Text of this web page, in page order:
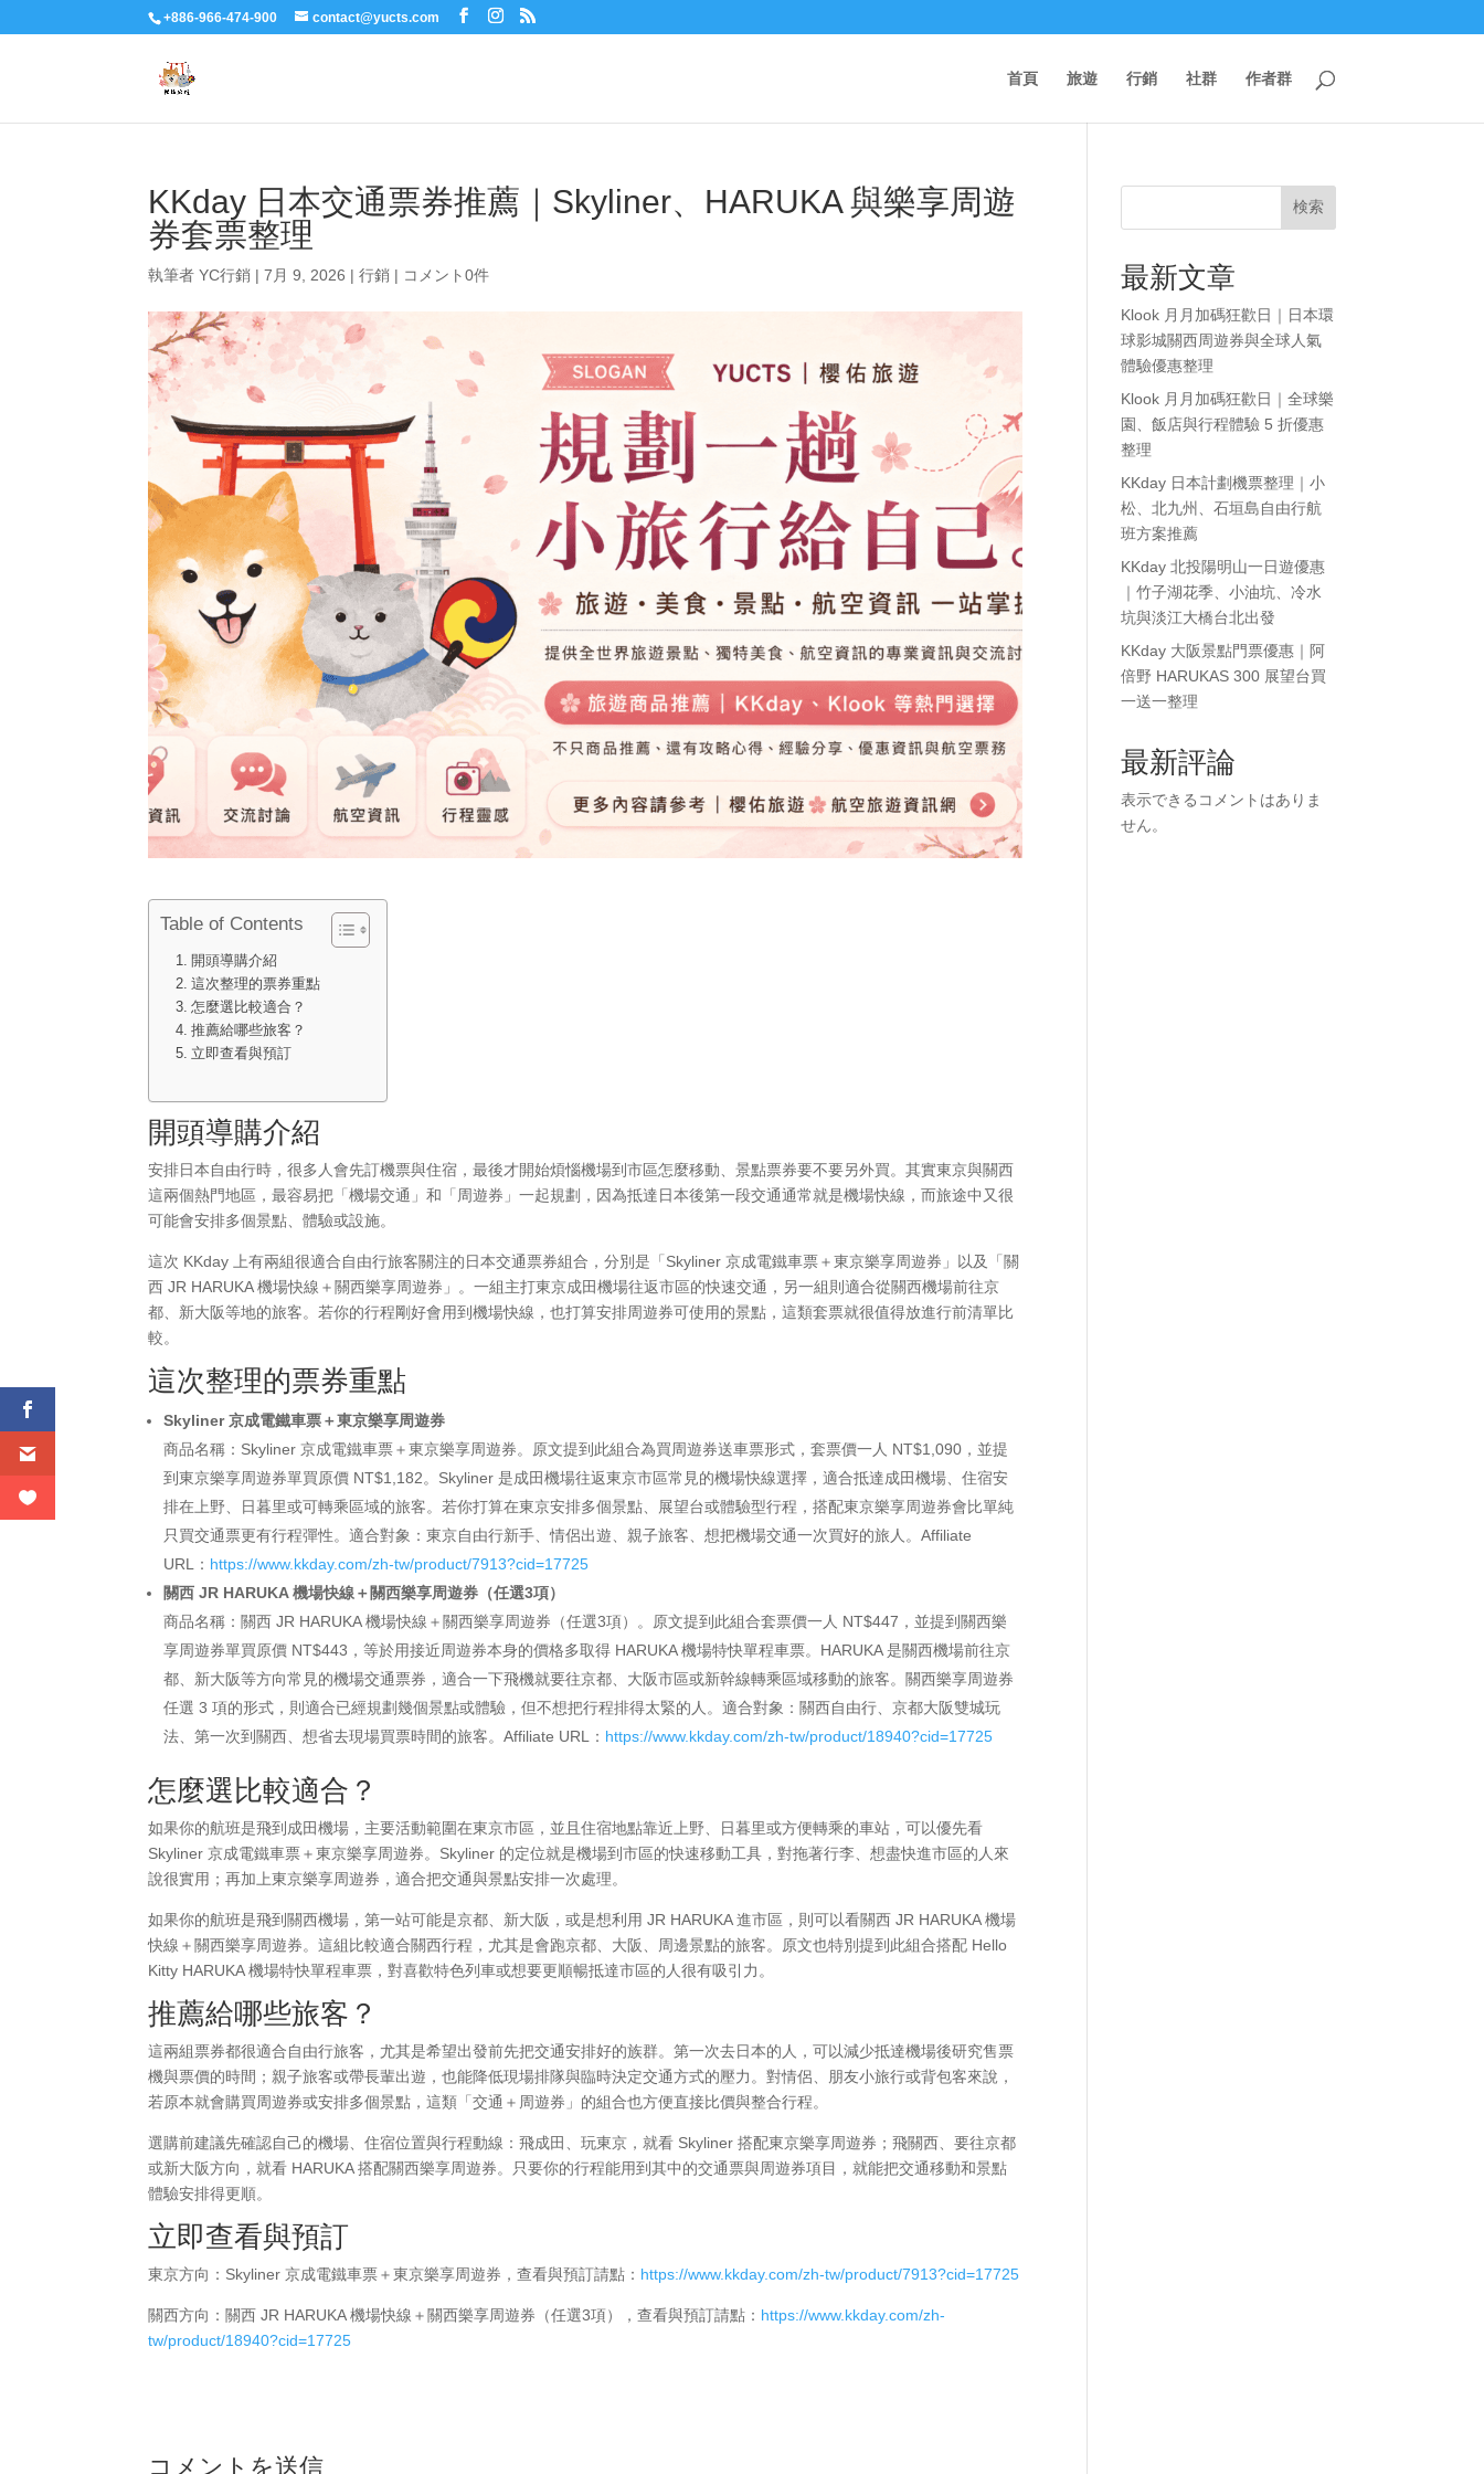
+886-966-474-900 contact@yucts.com
首頁 旅遊 行銷 社群 作者群
KKday 日本交通票券推薦｜Skyliner、HARUKA 與樂享周遊
券套票整理
執筆者YC行銷 |7月 9, 2026 |行銷 | コメント0件
Table of Contents
開頭導購介紹
這次整理的票券重點
怎麼選比較適合？
推薦給哪些旅客？
立即查看與預訂
開頭導購介紹
安排日本自由行時，很多人會先訂機票與住宿，最後才開始煩惱機場到市區怎麼移動、景點票券要不要另外買。其實東京與關西
這兩個熱門地區，最容易把「機場交通」和「周遊券」一起規劃，因為抵達日本後第一段交通通常就是機場快線，而旅途中又很
可能會安排多個景點、體驗或設施。
這次 KKday 上有兩組很適合自由行旅客關注的日本交通票券組合，分別是「Skyliner 京成電鐵車票＋東京樂享周遊券」以及「關
西 JR HARUKA 機場快線＋關西樂享周遊券」。一組主打東京成田機場往返市區的快速交通，另一組則適合從關西機場前往京
都、新大阪等地的旅客。若你的行程剛好會用到機場快線，也打算安排周遊券可使用的景點，這類套票就很值得放進行前清單比
較。
這次整理的票券重點
Skyliner 京成電鐵車票＋東京樂享周遊券
商品名稱：Skyliner 京成電鐵車票＋東京樂享周遊券。原文提到此組合為買周遊券送車票形式，套票價一人 NT$1,090，並提
到東京樂享周遊券單買原價 NT$1,182。Skyliner 是成田機場往返東京市區常見的機場快線選擇，適合抵達成田機場、住宿安
排在上野、日暮里或可轉乘區域的旅客。若你打算在東京安排多個景點、展望台或體驗型行程，搭配東京樂享周遊券會比單純
只買交通票更有行程彈性。適合對象：東京自由行新手、情侶出遊、親子旅客、想把機場交通一次買好的旅人。Affiliate
URL： https://www.kkday.com/zh-tw/product/7913?cid=17725
關西 JR HARUKA 機場快線＋關西樂享周遊券（任選3項）
商品名稱：關西 JR HARUKA 機場快線＋關西樂享周遊券（任選3項）。原文提到此組合套票價一人 NT$447，並提到關西樂
享周遊券單買原價 NT$443，等於用接近周遊券本身的價格多取得 HARUKA 機場特快單程車票。HARUKA 是關西機場前往京
都、新大阪等方向常見的機場交通票券，適合一下飛機就要往京都、大阪市區或新幹線轉乘區域移動的旅客。關西樂享周遊券
任選 3 項的形式，則適合已經規劃幾個景點或體驗，但不想把行程排得太緊的人。適合對象：關西自由行、京都大阪雙城玩
法、第一次到關西、想省去現場買票時間的旅客。Affiliate URL： https://www.kkday.com/zh-tw/product/18940?cid=17725
怎麼選比較適合？
如果你的航班是飛到成田機場，主要活動範圍在東京市區，並且住宿地點靠近上野、日暮里或方便轉乘的車站，可以優先看
Skyliner 京成電鐵車票＋東京樂享周遊券。Skyliner 的定位就是機場到市區的快速移動工具，對拖著行李、想盡快進市區的人來
說很實用；再加上東京樂享周遊券，適合把交通與景點安排一次處理。
如果你的航班是飛到關西機場，第一站可能是京都、新大阪，或是想利用 JR HARUKA 進市區，則可以看關西 JR HARUKA 機場
快線＋關西樂享周遊券。這組比較適合關西行程，尤其是會跑京都、大阪、周邊景點的旅客。原文也特別提到此組合搭配 Hello
Kitty HARUKA 機場特快單程車票，對喜歡特色列車或想要更順暢抵達市區的人很有吸引力。
推薦給哪些旅客？
這兩組票券都很適合自由行旅客，尤其是希望出發前先把交通安排好的族群。第一次去日本的人，可以減少抵達機場後研究售票
機與票價的時間；親子旅客或帶長輩出遊，也能降低現場排隊與臨時決定交通方式的壓力。對情侶、朋友小旅行或背包客來說，
若原本就會購買周遊券或安排多個景點，這類「交通＋周遊券」的組合也方便直接比價與整合行程。
選購前建議先確認自己的機場、住宿位置與行程動線：飛成田、玩東京，就看 Skyliner 搭配東京樂享周遊券；飛關西、要往京都
或新大阪方向，就看 HARUKA 搭配關西樂享周遊券。只要你的行程能用到其中的交通票與周遊券項目，就能把交通移動和景點
體驗安排得更順。
立即查看與預訂
東京方向：Skyliner 京成電鐵車票＋東京樂享周遊券，查看與預訂請點： https://www.kkday.com/zh-tw/product/7913?cid=17725
關西方向：關西 JR HARUKA 機場快線＋關西樂享周遊券（任選3項），查看與預訂請點： https://www.kkday.com/zh-
tw/product/18940?cid=17725
コメントを送信
検索
最新文章
Klook 月月加碼狂歡日｜日本環
球影城關西周遊券與全球人氣
體驗優惠整理
Klook 月月加碼狂歡日｜全球樂
園、飯店與行程體驗 5 折優惠
整理
KKday 日本計劃機票整理｜小
松、北九州、石垣島自由行航
班方案推薦
KKday 北投陽明山一日遊優惠
｜竹子湖花季、小油坑、冷水
坑與淡江大橋台北出發
KKday 大阪景點門票優惠｜阿
倍野 HARUKAS 300 展望台買
一送一整理
最新評論
表示できるコメントはありま
せん。